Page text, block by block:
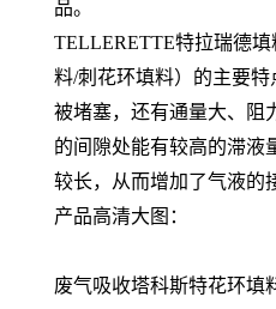
品。
TELLERETTE特拉瑞德
料/刺花环填料）的主要
被堵塞，还有通量大、阻
的间隙处能有较高的滞液
较长，从而增加了气液的
产品高清大图：
废气吸收塔科斯特花环填